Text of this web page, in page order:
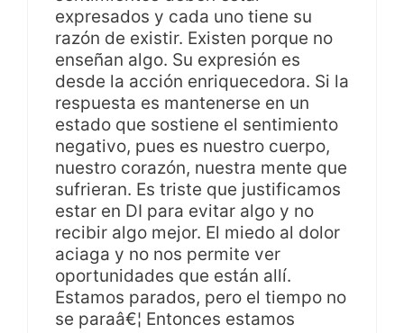
expresados y cada uno tiene su
razón de existir. Existen porque no
enseñan algo. Su expresión es
desde la acción enriquecedora. Si la
respuesta es mantenerse en un
estado que sostiene el sentimiento
negativo, pues es nuestro cuerpo,
nuestro corazón, nuestra mente que
sufrieran. Es triste que justificamos
estar en DI para evitar algo y no
recibir algo mejor. El miedo al dolor
aciaga y no nos permite ver
oportunidades que están allí.
Estamos parados, pero el tiempo no
se paraâ€¦ Entonces estamos